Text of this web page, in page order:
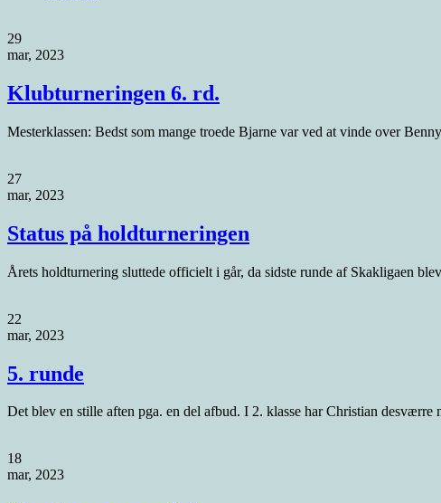
29
mar, 2023
Klubturneringen 6. rd.
Mesterklassen: Bedst som mange troede Bjarne var ved at vinde over
27
mar, 2023
Status på holdturneringen
Årets holdturnering sluttede officielt i går, da sidste runde af Skakligaen
22
mar, 2023
5. runde
Det blev en stille aften pga. en del afbud. I 2. klasse har Christian desværre
18
mar, 2023